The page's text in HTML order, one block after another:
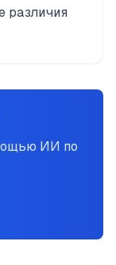
различия
ИИ по